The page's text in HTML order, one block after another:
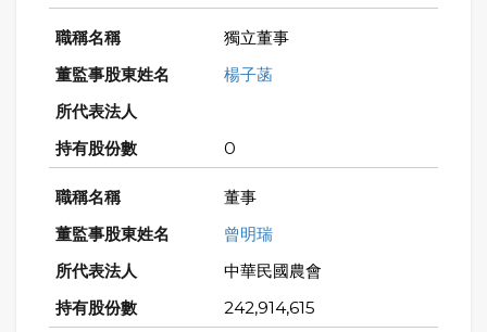
獨立董事
楊子菡
0
董事
曾明瑞
中華民國農會
242,914,615